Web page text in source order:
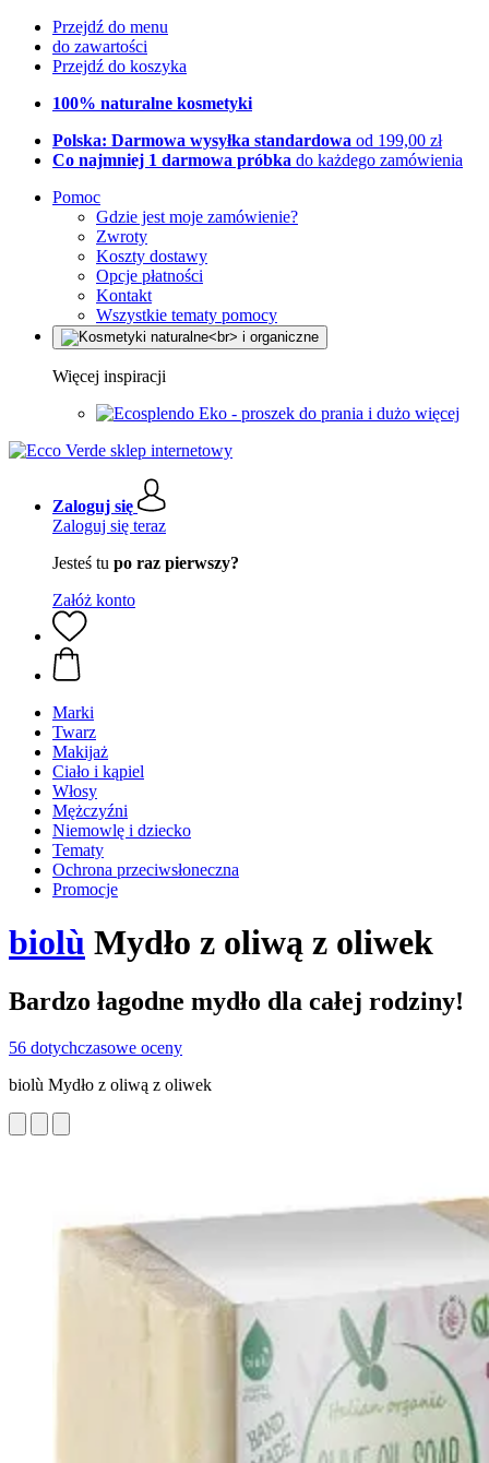
Przejdź do menu
do zawartości
Przejdź do koszyka
100% naturalne kosmetyki
Polska: Darmowa wysyłka standardowa od 199,00 zł
Co najmniej 1 darmowa próbka do każdego zamówienia
Pomoc
Gdzie jest moje zamówienie?
Zwroty
Koszty dostawy
Opcje płatności
Kontakt
Wszystkie tematy pomocy
Więcej inspiracji
Eko - proszek do prania i dużo więcej
Zaloguj się
Zaloguj się teraz
Jesteś tu po raz pierwszy?
Załóż konto
Marki
Twarz
Makijaż
Ciało i kąpiel
Włosy
Mężczyźni
Niemowlę i dziecko
Tematy
Ochrona przeciwsłoneczna
Promocje
biolù Mydło z oliwą z oliwek
Bardzo łagodne mydło dla całej rodziny!
56 dotychczasowe oceny
biolù Mydło z oliwą z oliwek